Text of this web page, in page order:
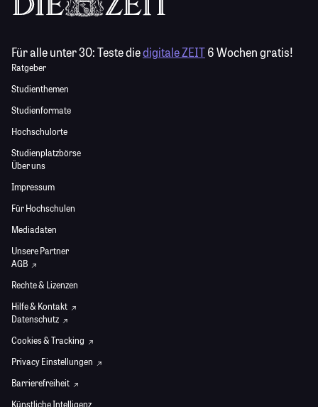
Für alle unter 30:Teste diedigitale ZEIT6 Wochen gratis!
Ratgeber
Studienthemen
Studienformate
Hochschulorte
Studienplatzbörse
Über uns
Impressum
Für Hochschulen
Mediadaten
Unsere Partner
AGB
Rechte & Lizenzen
Hilfe & Kontakt
Datenschutz
Cookies & Tracking
Privacy Einstellungen
Barrierefreiheit
Künstliche Intelligenz